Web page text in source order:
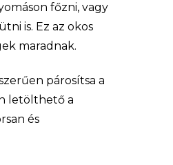
főzni, vagy
is. Ez az okos
maradnak.
párosítsa a
letölthető a
és